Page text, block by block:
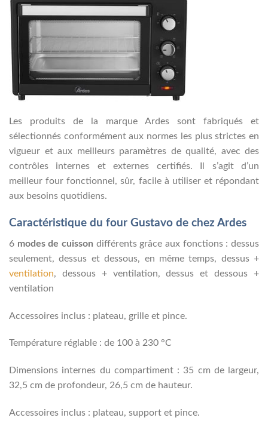
Les produits de la marque Ardes sont fabriqués et
sélectionnés conformément aux normes les plus strictes en
vigueur et aux meilleurs paramètres de qualité, avec des
contrôles internes et externes certifiés. Il s’agit d’un
meilleur four fonctionnel, sûr, facile à utiliser et répondant
aux besoins quotidiens.
Caractéristique du four Gustavo de chez Ardes
6 modes de cuisson différents grâce aux fonctions : dessus
seulement, dessus et dessous, en même temps, dessus +
ventilation, dessous + ventilation, dessus et dessous +
ventilation
Accessoires inclus : plateau, grille et pince.
Température réglable : de 100 à 230 °C
Dimensions internes du compartiment : 35 cm de largeur,
32,5 cm de profondeur, 26,5 cm de hauteur.
Accessoires inclus : plateau, support et pince.